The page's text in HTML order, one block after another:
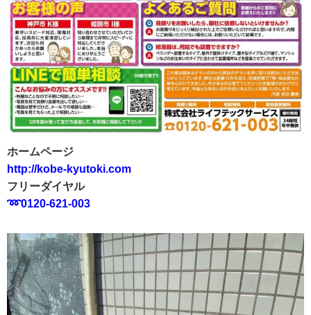
ホームページ
http://kobe-kyutoki.com
フリーダイヤル
➿0120-621-003